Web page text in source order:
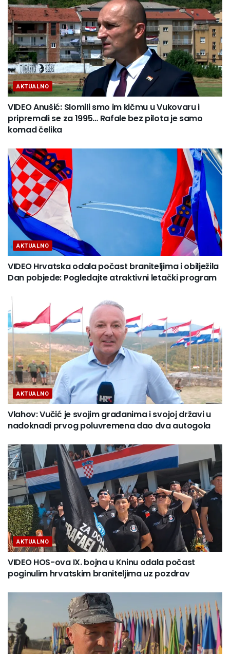
AKTUALNO
VIDEO Anušić: Slomili smo im kičmu u Vukovaru i
pripremali se za 1995… Rafale bez pilota je samo
komad čelika
AKTUALNO
VIDEO Hrvatska odala počast braniteljima i obilježila
Dan pobjede: Pogledajte atraktivni letački program
AKTUALNO
Vlahov: Vučić je svojim građanima i svojoj državi u
nadoknadi prvog poluvremena dao dva autogola
AKTUALNO
VIDEO HOS-ova IX. bojna u Kninu odala počast
poginulim hrvatskim braniteljima uz pozdrav